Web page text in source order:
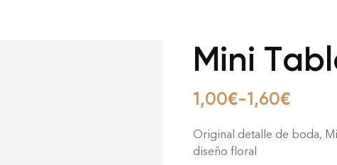
Mini
1,00€-1,60€
Original detalle de boda,
diseño floral